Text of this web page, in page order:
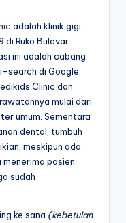
adalah klinik gigi
di Ruko Bulevar
ini adalah cabang
search di Google,
Clinic dan
mulai dari
umum. Sementara
dental, tumbuh
meskipun ada
menerima pasien
sudah
ke sana (kebetulan